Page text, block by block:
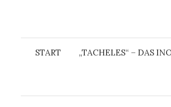
START „TACHELES“ – DAS